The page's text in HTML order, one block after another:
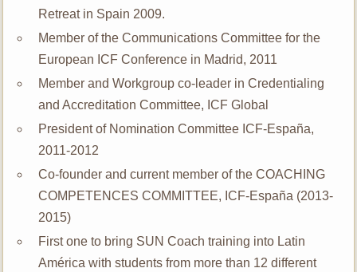
Retreat in Spain 2009.
Member of the Communications Committee for the
European ICF Conference in Madrid, 2011
Member and Workgroup co-leader in Credentialing
and Accreditation Committee, ICF Global
President of Nomination Committee ICF-España,
2011-2012
Co-founder and current member of the COACHING
COMPETENCES COMMITTEE, ICF-España (2013-
2015)
First one to bring SUN Coach training into Latin
América with students from more than 12 different